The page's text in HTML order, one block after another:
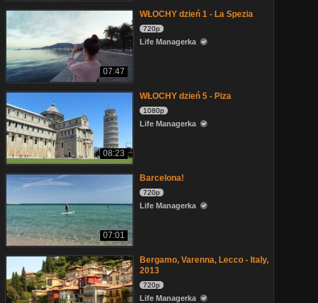
07:47
WŁOCHY dzień 1 - La Spezia
720p
Life Managerka
08:23
WŁOCHY dzień 5 - Piza
1080p
Life Managerka
07:01
Barcelona!
720p
Life Managerka
Bergamo, Varenna, Lecco - Italy,
2013
720p
Life Managerka